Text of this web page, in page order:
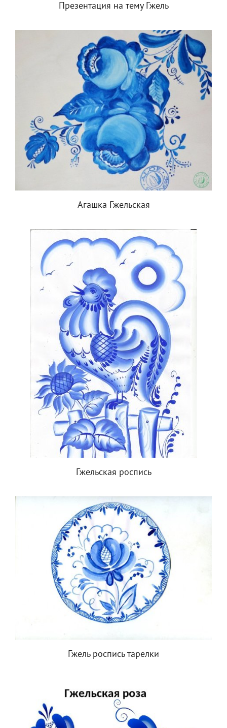
Презентация на тему Гжель
Агашка Гжельская
Гжельская роспись
Гжель роспись тарелки